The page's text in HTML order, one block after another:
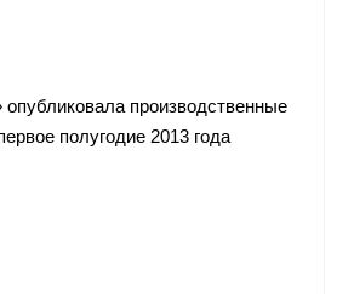
опубликовала производственные
полугодие 2013 года